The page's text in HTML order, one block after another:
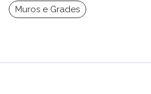
Muros e Grades